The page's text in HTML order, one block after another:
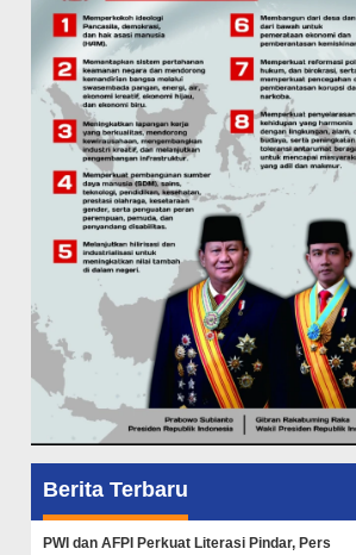
Berita Terbaru
PWI dan AFPI Perkuat Literasi Pindar, Pers